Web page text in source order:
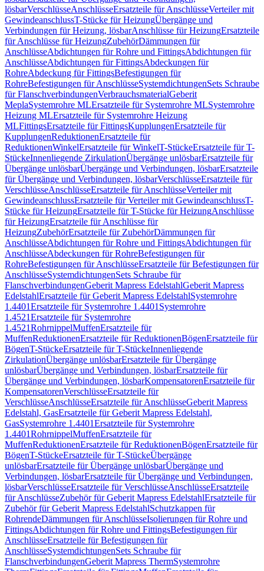
lösbarVerschlüsseAnschlüsseErsatzteile für AnschlüsseVerteiler mit
GewindeanschlussT-Stücke für HeizungÜbergänge und
Verbindungen für Heizung, lösbarAnschlüsse für HeizungErsatzteile
für Anschlüsse für HeizungZubehörDämmungen für
AnschlüsseAbdichtungen für Rohre und FittingsAbdichtungen für
AnschlüsseAbdichtungen für FittingsAbdeckungen für
RohreAbdeckung für FittingsBefestigungen für
RohreBefestigungen für AnschlüsseSystemdichtungenSets Schraube
für FlanschverbindungenVerbrauchsmaterialGeberit
MeplaSystemrohre MLErsatzteile für Systemrohre MLSystemrohre
Heizung MLErsatzteile für Systemrohre Heizung
MLFittingsErsatzteile für FittingsKupplungenErsatzteile für
KupplungenReduktionenErsatzteile für
ReduktionenWinkelErsatzteile für WinkelT-StückeErsatzteile für T-
StückeInnenliegende ZirkulationÜbergänge unlösbarErsatzteile für
Übergänge unlösbarÜbergänge und Verbindungen, lösbarErsatzteile
für Übergänge und Verbindungen, lösbarVerschlüsseErsatzteile für
VerschlüsseAnschlüsseErsatzteile für AnschlüsseVerteiler mit
GewindeanschlussErsatzteile für Verteiler mit GewindeanschlussT-
Stücke für HeizungErsatzteile für T-Stücke für HeizungAnschlüsse
für HeizungErsatzteile für Anschlüsse für
HeizungZubehörErsatzteile für ZubehörDämmungen für
AnschlüsseAbdichtungen für Rohre und FittingsAbdichtungen für
AnschlüsseAbdeckungen für RohreBefestigungen für
RohreBefestigungen für AnschlüsseErsatzteile für Befestigungen für
AnschlüsseSystemdichtungenSets Schraube für
FlanschverbindungenGeberit Mapress EdelstahlGeberit Mapress
EdelstahlErsatzteile für Geberit Mapress EdelstahlSystemrohre
1.4401Ersatzteile für Systemrohre 1.4401 Systemrohre
1.4521Ersatzteile für Systemrohre
1.4521RohrnippelMuffenErsatzteile für
MuffenReduktionenErsatzteile für ReduktionenBögenErsatzteile für
BögenT-StückeErsatzteile für T-StückeInnenliegende
ZirkulationÜbergänge unlösbarErsatzteile für Übergänge
unlösbarÜbergänge und Verbindungen, lösbarErsatzteile für
Übergänge und Verbindungen, lösbarKompensatorenErsatzteile für
KompensatorenVerschlüsseErsatzteile für
VerschlüsseAnschlüsseErsatzteile für AnschlüsseGeberit Mapress
Edelstahl, GasErsatzteile für Geberit Mapress Edelstahl,
GasSystemrohre 1.4401Ersatzteile für Systemrohre
1.4401RohrnippelMuffenErsatzteile für
MuffenReduktionenErsatzteile für ReduktionenBögenErsatzteile für
BögenT-StückeErsatzteile für T-StückeÜbergänge
unlösbarErsatzteile für Übergänge unlösbarÜbergänge und
Verbindungen, lösbarErsatzteile für Übergänge und Verbindungen,
lösbarVerschlüsseErsatzteile für VerschlüsseAnschlüsseErsatzteile
für AnschlüsseZubehör für Geberit Mapress EdelstahlErsatzteile für
Zubehör für Geberit Mapress EdelstahlSchutzkappen für
RohrendeDämmungen für AnschlüsseIsolierungen für Rohre und
FittingsAbdichtungen für Rohre und FittingsBefestigungen für
AnschlüsseErsatzteile für Befestigungen für
AnschlüsseSystemdichtungenSets Schraube für
FlanschverbindungenGeberit Mapress ThermSystemrohre